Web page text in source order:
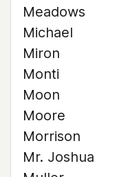
Meadows
Michael
Miron
Monti
Moon
Moore
Morrison
Mr. Joshua